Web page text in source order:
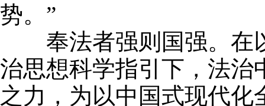
势。”
奉法者强则国强。在以
治思想科学指引下，法
之力，为以中国式现代